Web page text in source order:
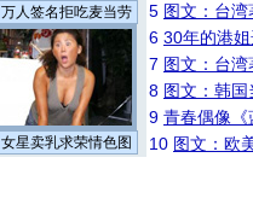
万人签名拒吃麦当劳
女星卖乳求荣情色图
5 图文：台
6 30年的港
7 图文：台
8 图文：韩
9 青春偶像《
10 图文：欧